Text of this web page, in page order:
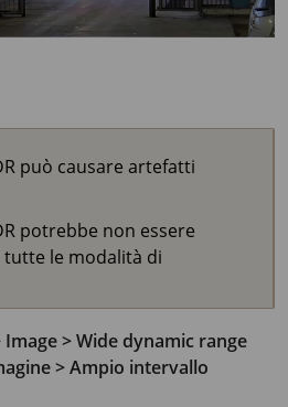
può causare artefatti
potrebbe non essere
le modalità di
Image > Wide dynamic range
> Ampio intervallo